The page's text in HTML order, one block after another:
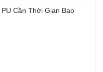
Cần Thời Gian Bao